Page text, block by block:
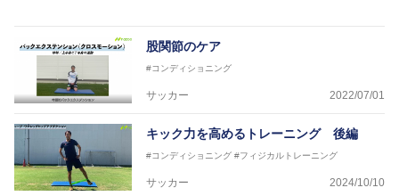
を派遣している。
さらには講演会やセミナー、専門学校などの教育機関
に講師を派遣するなど後進育成にも力を入れている。
「一人一人の健康な人生をサポートする」を企業理念
として掲げ、世の中の人々の『健康』をあらゆる方向
からサポートし、一人一人の「楽しく、豊かに、生き
生きと」生きる、そんな『健康な人生』をサポートし
ている。
股関節のケア
#コンディショニング
サッカー 2022/07/01
キック力を高めるトレーニング 後編
#コンディショニング #フィジカルトレーニング
サッカー 2024/10/10